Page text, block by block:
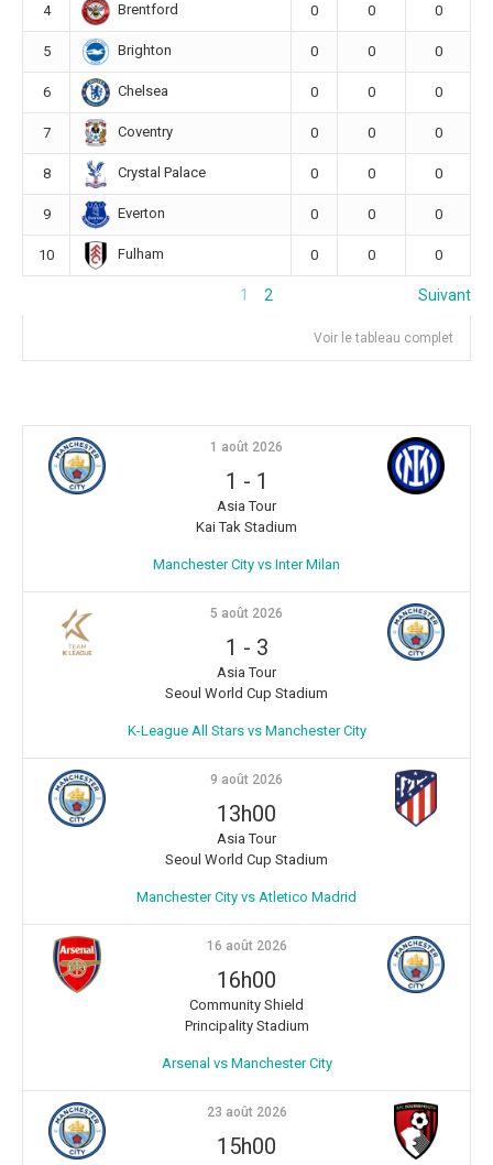
4 Brentford 0 0 0
5 Brighton 0 0 0
6 Chelsea 0 0 0
7 Coventry 0 0 0
8 Crystal Palace 0 0 0
9 Everton 0 0 0
10 Fulham 0 0 0
1 2 Suivant
Voir le tableau complet
1 août 2026
1 - 1
Asia Tour
Kai Tak Stadium
Manchester City vs Inter Milan
5 août 2026
1 - 3
Asia Tour
Seoul World Cup Stadium
K-League All Stars vs Manchester City
9 août 2026
13h00
Asia Tour
Seoul World Cup Stadium
Manchester City vs Atletico Madrid
16 août 2026
16h00
Community Shield
Principality Stadium
Arsenal vs Manchester City
23 août 2026
15h00